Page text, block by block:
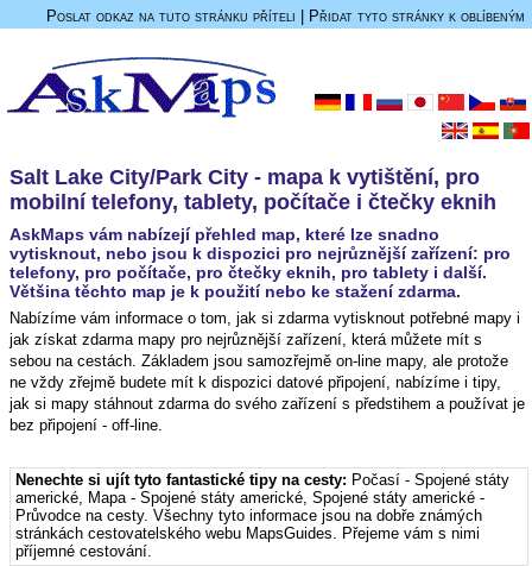
Poslat odkaz na tuto stránku příteli Přidat tyto stránky k oblíbeným
Salt Lake City/Park City - mapa k vytištění, pro
mobilní telefony, tablety, počítače i čtečky eknih
AskMaps vám nabízejí přehled map, které lze snadno
vytisknout, nebo jsou k dispozici pro nejrůznější zařízení: pro
telefony, pro počítače, pro čtečky eknih, pro tablety i další.
Většina těchto map je k použití nebo ke stažení zdarma.
Nabízíme vám informace o tom, jak si zdarma vytisknout potřebné mapy i
jak získat zdarma mapy pro nejrůznější zařízení, která můžete mít s
sebou na cestách. Základem jsou samozřejmě on-line mapy, ale protože
ne vždy zřejmě budete mít k dispozici datové připojení, nabízíme i tipy,
jak si mapy stáhnout zdarma do svého zařízení s předstihem a používat je
bez připojení - off-line.
Nenechte si ujít tyto fantastické tipy na cesty: Počasí - Spojené státy
americké, Mapa - Spojené státy americké,Spojené státy americké -
Průvodce na cesty. Všechny tyto informace jsou na dobře známých
stránkách cestovatelského webu MapsGuides. Přejeme vám s nimi
příjemné cestování.